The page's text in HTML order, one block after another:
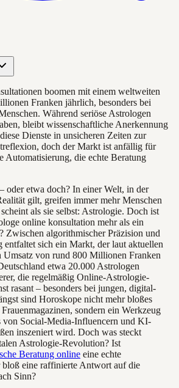
boomen mit einem weltweiten
Franken jährlich, besonders bei
Während seriöse Astrologen
bleibt wissenschaftliche Anerkennung
Dienste in unsicheren Zeiten zur
doch der Markt ist anfällig für
Automatisierung, die echte Beratung
oder etwa doch? In einer Welt, in der
gilt, greifen immer mehr Menschen
als sie selbst: Astrologie. Doch ist
online konsultation mehr als ein
Zwischen algorithmischer Präzision und
sich ein Markt, der laut aktuellen
Umsatz von rund 800 Millionen Franken
etwa 20.000 Astrologen
die regelmäßig Online-Astrologie-
rasant – besonders bei jungen, digital-
sind Horoskope nicht mehr bloßes
sondern ein Werkzeug
von Social-Media-Influencern und KI-
inszeniert wird. Doch was steckt
Astrologie-Revolution? Ist
Beratung online eine echte
eine raffinierte Antwort auf die
Sinn?